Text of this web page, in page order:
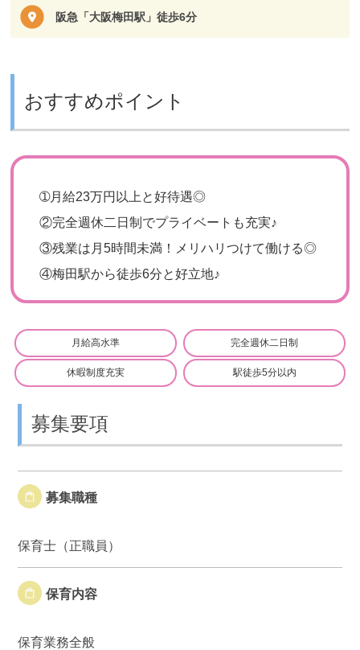
阪急「大阪梅田駅」徒歩6分
おすすめポイント
➀月給23万円以上と好待遇◎
②完全週休二日制でプライベートも充実♪
③残業は月5時間未満！メリハリつけて働ける◎
④梅田駅から徒歩6分と好立地♪
月給高水準 完全週休二日制
休暇制度充実 駅徒歩5分以内
募集要項
募集職種
保育士（正職員）
保育内容
保育業務全般